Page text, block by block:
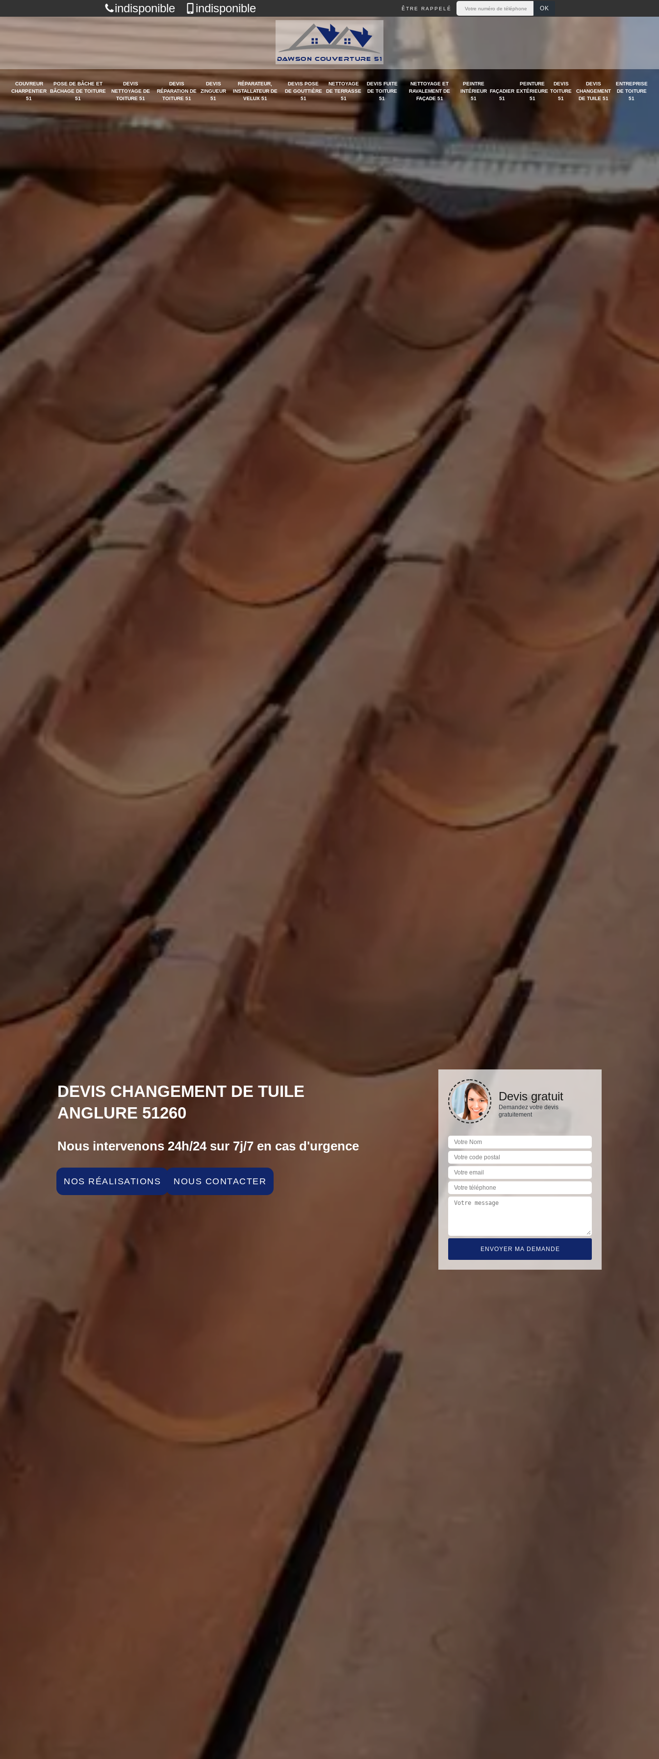
indisponible indisponible ÊTRE RAPPELÉ
COUVREUR
CHARPENTIER
51
POSE DE BÂCHE ET
BÂCHAGE DE TOITURE
51
DEVIS
NETTOYAGE DE
TOITURE 51
DEVIS
RÉPARATION DE
TOITURE 51
DEVIS
ZINGUEUR
51
RÉPARATEUR,
INSTALLATEUR DE
VELUX 51
DEVIS POSE
DE GOUTTIÈRE
51
NETTOYAGE
DE TERRASSE
51
DEVIS FUITE
DE TOITURE
51
NETTOYAGE ET
RAVALEMENT DE
FAÇADE 51
PEINTRE
INTÉRIEUR
51
FAÇADIER
51
PEINTURE
EXTÉRIEURE
51
DEVIS
TOITURE
51
DEVIS
CHANGEMENT
DE TUILE 51
ENTREPRISE
DE TOITURE
51
DEVIS CHANGEMENT DE TUILE
ANGLURE 51260
Nous intervenons 24h/24 sur 7j/7 en cas d'urgence
NOS RÉALISATIONS NOUS CONTACTER
Devis gratuit
Demandez votre devis
gratuitement